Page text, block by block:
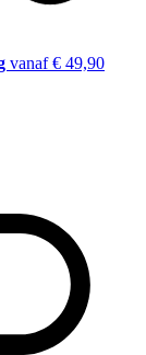
vanaf € 49,90